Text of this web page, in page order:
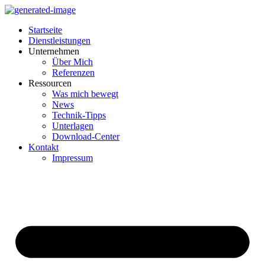
Inhalt
springen
Startseite
Dienstleistungen
Unternehmen
Über Mich
Referenzen
Ressourcen
Was mich bewegt
News
Technik-Tipps
Unterlagen
Download-Center
Kontakt
Impressum